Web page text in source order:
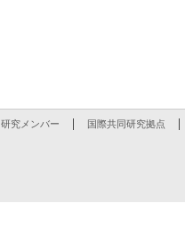
研究メンバー 国際共同研究拠点